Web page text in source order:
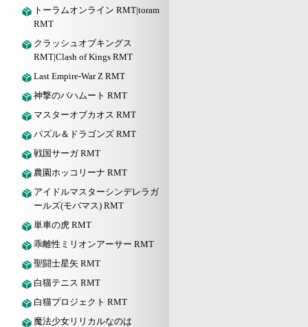
トーラムオンライン RMT|toram
RMT
クラッシュオブキングス
RMT|Clash of Kings RMT
Last Empire-War Z RMT
神撃のバハムート RMT
マスターオブカオス RMT
パズル＆ドラゴンズ RMT
戦国サーガ RMT
農園ホッコリーナ RMT
アイドルマスターシンデレラガ
ールズ(モバマス) RMT
単車の虎 RMT
乖離性ミリオンアーサー RMT
聖闘士星矢 RMT
白猫テニス RMT
白猫プロジェクト RMT
魔法少女リリカルなのは